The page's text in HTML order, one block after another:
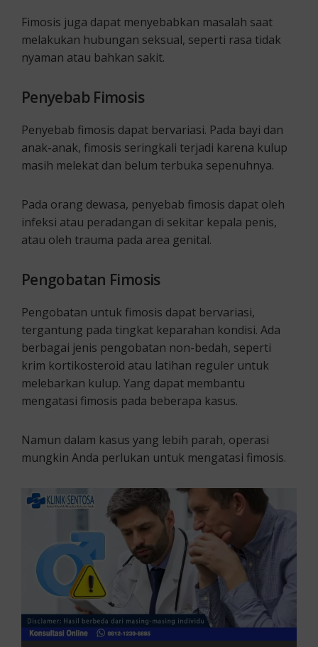
Fimosis juga dapat menyebabkan masalah saat
melakukan hubungan seksual, seperti rasa tidak
nyaman atau bahkan sakit.
Penyebab Fimosis
Penyebab fimosis dapat bervariasi. Pada bayi dan
anak-anak, fimosis seringkali terjadi karena kulup
masih melekat dan belum terbuka sepenuhnya.
Pada orang dewasa, penyebab fimosis dapat oleh
infeksi atau peradangan di sekitar kepala penis,
atau oleh trauma pada area genital.
Pengobatan Fimosis
Pengobatan untuk fimosis dapat bervariasi,
tergantung pada tingkat keparahan kondisi. Ada
berbagai jenis pengobatan non-bedah, seperti
krim kortikosteroid atau latihan reguler untuk
melebarkan kulup. Yang dapat membantu
mengatasi fimosis pada beberapa kasus.
Namun dalam kasus yang lebih parah, operasi
mungkin Anda perlukan untuk mengatasi fimosis.